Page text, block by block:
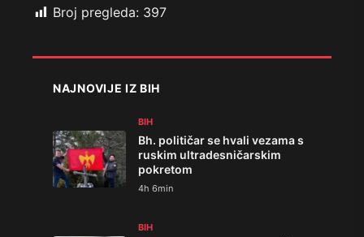
Broj pregleda: 397
NAJNOVIJE IZ BIH
BIH
Bh. političar se hvali vezama s
ruskim ultradesničarskim
pokretom
4h 6min
BIH